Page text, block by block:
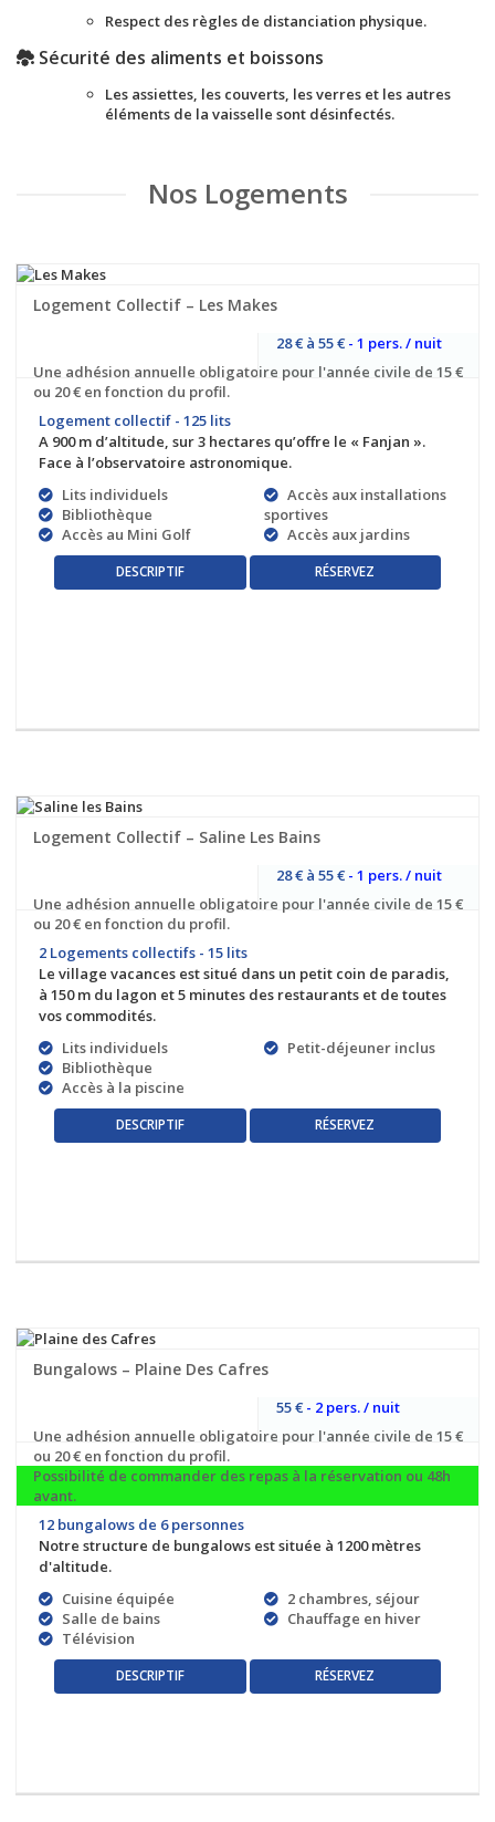
Respect des règles de distanciation physique.
Sécurité des aliments et boissons
Les assiettes, les couverts, les verres et les autres
éléments de la vaisselle sont désinfectés.
Nos Logements
Logement Collectif – Les Makes
28 € à 55 €- 1 pers. / nuit
Une adhésion annuelle obligatoire pour l'année civile de 15 €
ou 20 € en fonction du profil.
Logement collectif - 125 lits
A 900 m d’altitude, sur 3 hectares qu’offre le « Fanjan ».
Face à l’observatoire astronomique.
Lits individuels
Bibliothèque
Accès au Mini Golf
Accès aux installations
sportives
Accès aux jardins
DESCRIPTIF RÉSERVEZ
Logement Collectif – Saline Les Bains
28 € à 55 €- 1 pers. / nuit
Une adhésion annuelle obligatoire pour l'année civile de 15 €
ou 20 € en fonction du profil.
2 Logements collectifs - 15 lits
Le village vacances est situé dans un petit coin de paradis,
à 150 m du lagon et 5 minutes des restaurants et de toutes
vos commodités.
Lits individuels
Bibliothèque
Accès à la piscine
Petit-déjeuner inclus
DESCRIPTIF RÉSERVEZ
Bungalows – Plaine Des Cafres
55 €- 2 pers. / nuit
Une adhésion annuelle obligatoire pour l'année civile de 15 €
ou 20 € en fonction du profil.
Possibilité de commander des repas à la réservation ou 48h
avant.
12 bungalows de 6 personnes
Notre structure de bungalows est située à 1200 mètres
d'altitude.
Cuisine équipée
Salle de bains
Télévision
2 chambres, séjour
Chauffage en hiver
DESCRIPTIF RÉSERVEZ